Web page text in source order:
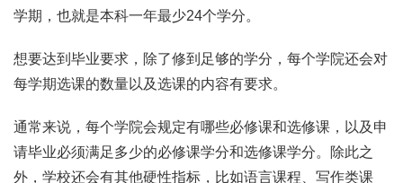
学期，也就是本科一年最少24个学分。
想要达到毕业要求，除了修到足够的学分，每个学院还会对
每学期选课的数量以及选课的内容有要求。
通常来说，每个学院会规定有哪些必修课和选修课，以及申
请毕业必须满足多少的必修课学分和选修课学分。除此之
外，学校还会有其他硬性指标，比如语言课程、写作类课